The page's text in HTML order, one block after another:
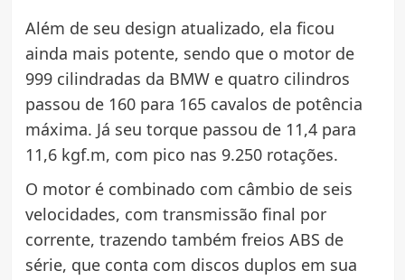
Além de seu design atualizado, ela ficou
ainda mais potente, sendo que o motor de
999 cilindradas da BMW e quatro cilindros
passou de 160 para 165 cavalos de potência
máxima. Já seu torque passou de 11,4 para
11,6 kgf.m, com pico nas 9.250 rotações.
O motor é combinado com câmbio de seis
velocidades, com transmissão final por
corrente, trazendo também freios ABS de
série, que conta com discos duplos em sua